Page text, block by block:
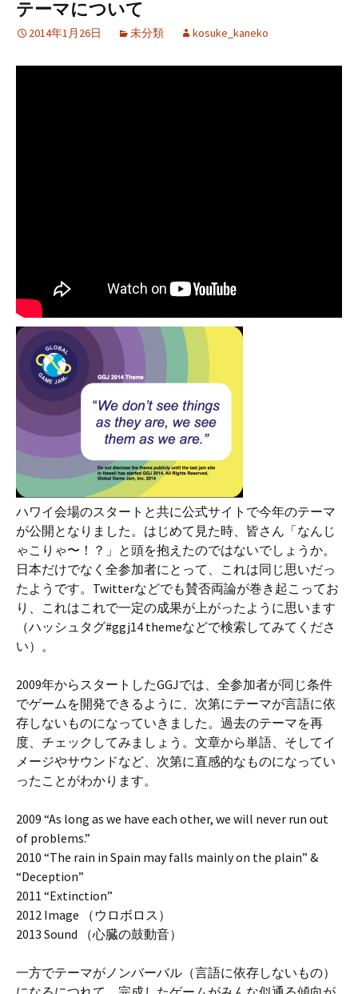
テーマについて
2014年1月26日 未分類 kosuke_kaneko
ハワイ会場のスタートと共に公式サイトで今年のテーマ
が公開となりました。はじめて見た時、皆さん「なんじ
ゃこりゃ〜！？」と頭を抱えたのではないでしょうか。
日本だけでなく全参加者にとって、これは同じ思いだっ
たようです。Twitterなどでも賛否両論が巻き起こってお
り、これはこれで一定の成果が上がったように思います
（ハッシュタグ#ggj14 themeなどで検索してみてくださ
い）。
2009年からスタートしたGGJでは、全参加者が同じ条件
でゲームを開発できるように、次第にテーマが言語に依
存しないものになっていきました。過去のテーマを再
度、チェックしてみましょう。文章から単語、そしてイ
メージやサウンドなど、次第に直感的なものになってい
ったことがわかります。
2009 “As long as we have each other, we will never run out
of problems.”
2010 “The rain in Spain may falls mainly on the plain” &
“Deception”
2011 “Extinction”
2012 Image （ウロボロス）
2013 Sound （心臓の鼓動音）
一方でテーマがノンバーバル（言語に依存しないもの）